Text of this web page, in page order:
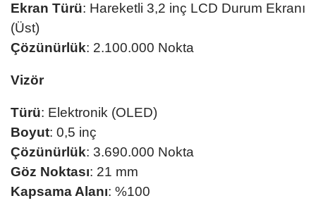
Ekran Türü: Hareketli 3,2 inç LCD Durum Ekranı
(Üst)
Çözünürlük: 2.100.000 Nokta
Vizör
Türü: Elektronik (OLED)
Boyut: 0,5 inç
Çözünürlük: 3.690.000 Nokta
Göz Noktası: 21 mm
Kapsama Alanı: %100